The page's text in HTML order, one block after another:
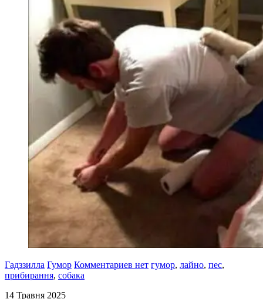
Гадззилла Гумор Комментариев нет гумор, лайно, пес,
прибирання, собака
14 Травня 2025